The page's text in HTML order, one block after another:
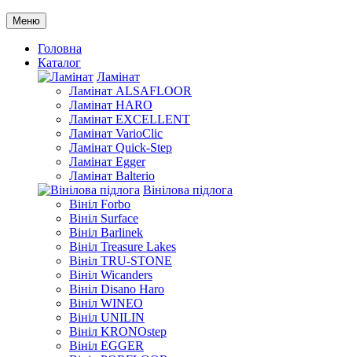
Меню
Головна
Каталог
Ламінат
Ламінат ALSAFLOOR
Ламінат HARO
Ламінат EXCELLENT
Ламінат VarioClic
Ламінат Quick-Step
Ламінат Egger
Ламінат Balterio
Вінілова підлога
Вініл Forbo
Вініл Surface
Вініл Barlinek
Вініл Treasure Lakes
Вініл TRU-STONE
Вініл Wicanders
Вініл Disano Haro
Вініл WINEO
Вініл UNILIN
Вініл KRONOstep
Вініл EGGER